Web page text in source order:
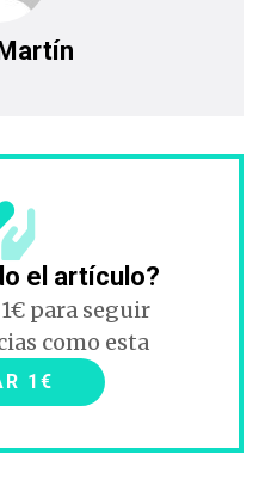
el artículo?
para seguir
como esta
1€